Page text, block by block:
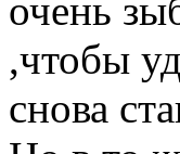
очень
,чтобы
снова